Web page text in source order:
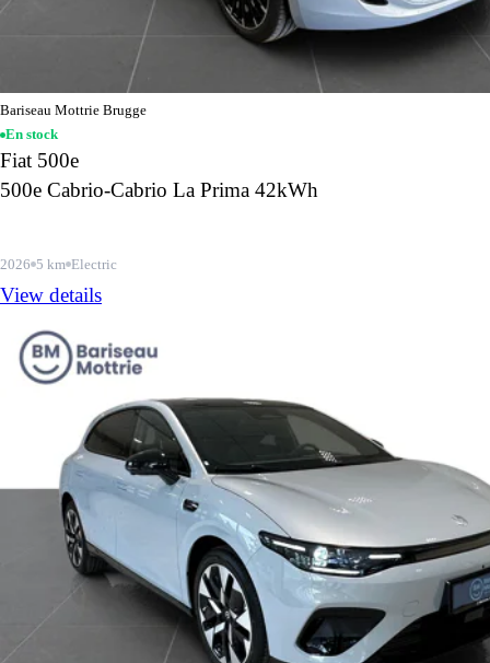
Bariseau Mottrie Brugge
En stock
Fiat 500e
500e Cabrio-Cabrio La Prima 42kWh
2026 5 km Electric
View details